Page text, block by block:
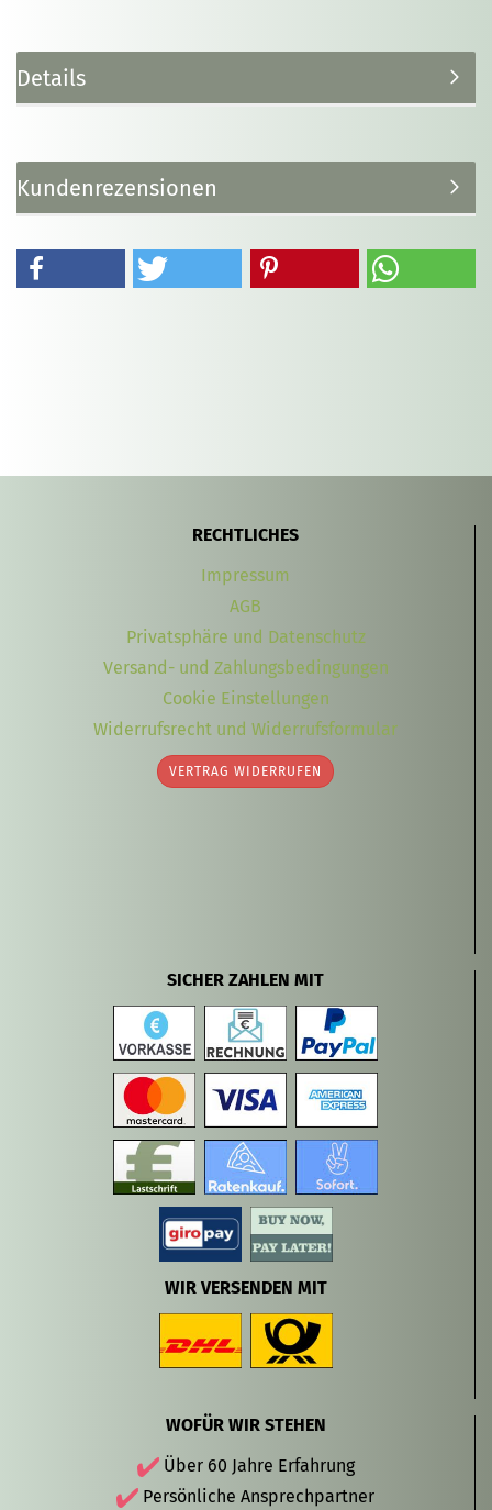
Details
Kundenrezensionen
RECHTLICHES
Impressum
AGB
Privatsphäre und Datenschutz
Versand- und Zahlungsbedingungen
Cookie Einstellungen
Widerrufsrecht und Widerrufsformular
VERTRAG WIDERRUFEN
SICHER ZAHLEN MIT
WIR VERSENDEN MIT
WOFÜR WIR STEHEN
Über 60 Jahre Erfahrung
Persönliche Ansprechpartner